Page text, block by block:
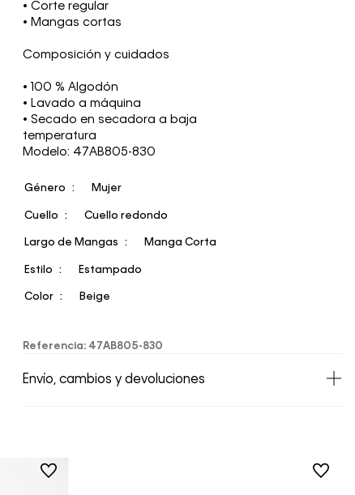
• Corte regular
• Mangas cortas
Composición y cuidados
• 100 % Algodón
• Lavado a máquina
• Secado en secadora a baja
temperatura
Modelo: 47AB805-830
Género Mujer
Cuello Cuello redondo
Largo de Mangas Manga Corta
Estilo Estampado
Color Beige
Referencia: 47AB805-830
Envío, cambios y devoluciones
devolver y cambiar en un período de 30 días
calendario tras la recepción.